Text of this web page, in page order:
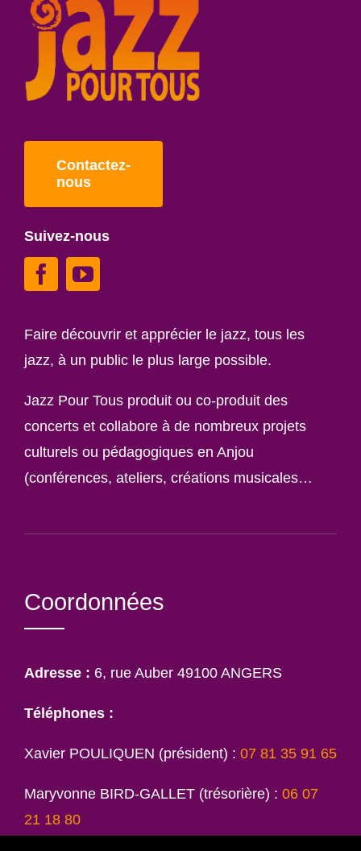
Contactez-
nous
Suivez-nous
Faire découvrir et apprécier le jazz, tous les
jazz, à un public le plus large possible.
Jazz Pour Tous produit ou co-produit des
concerts et collabore à de nombreux projets
culturels ou pédagogiques en Anjou
(conférences, ateliers, créations musicales…
Coordonnées
Adresse : 6, rue Auber 49100 ANGERS
Téléphones :
Xavier POULIQUEN (président) : 07 81 35 91 65
Maryvonne BIRD-GALLET (trésorière) : 06 07
21 18 80